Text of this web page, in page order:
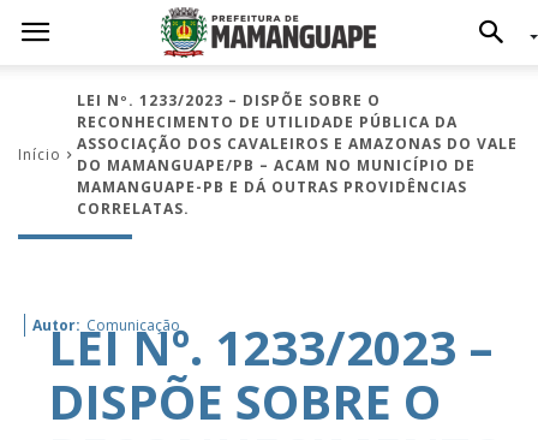
Início
LEI Nº. 1233/2023 – DISPÕE SOBRE O
RECONHECIMENTO DE UTILIDADE PÚBLICA DA
ASSOCIAÇÃO DOS CAVALEIROS E AMAZONAS DO VALE
DO MAMANGUAPE/PB – ACAM NO MUNICÍPIO DE
MAMANGUAPE-PB E DÁ OUTRAS PROVIDÊNCIAS
CORRELATAS.
Autor: Comunicação
LEI Nº. 1233/2023 –
DISPÕE SOBRE O